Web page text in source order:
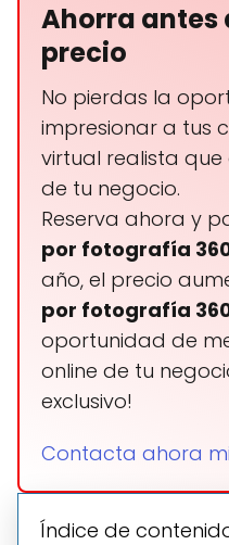
Ahorra antes
precio
No pierdas la
impresionar a tus
virtual realista
de tu negocio.
Reserva ahora y
por fotografía
año, el precio
por fotografía
oportunidad de
online de tu
exclusivo!
Contacta ahora
Índice de